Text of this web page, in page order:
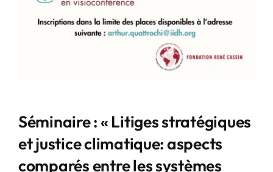
Séminaire : « Litiges stratégiques
et justice climatique: aspects
comparés entre les systèmes